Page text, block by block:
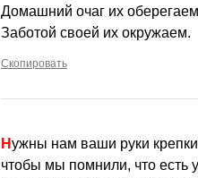
Домашний очаг их
Заботой своей их окружаем.
Скопировать
Нужны нам ваши руки
чтобы мы помнили, что есть